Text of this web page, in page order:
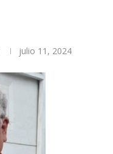
julio 11, 2024